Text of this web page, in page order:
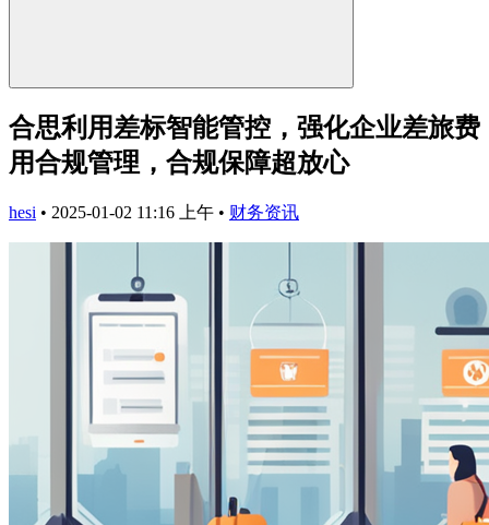
合思利用差标智能管控，强化企业差旅费
用合规管理，合规保障超放心
hesi • 2025-01-02 11:16 上午 • 财务资讯